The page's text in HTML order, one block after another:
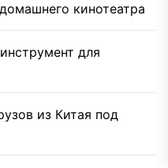
кинотеатра
для
из Китая под